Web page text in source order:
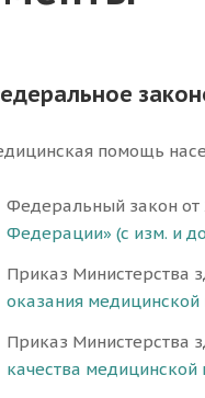
помощь
Федеральный закон от
Федерации» (с изм. и
Приказ Министерства
оказания
Приказ Министерства
качества